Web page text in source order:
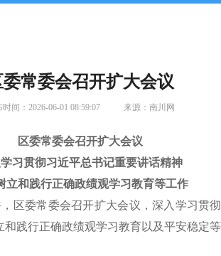
委常委会召开扩大会议
间： 2026-06-01 08:59:07 来源： 南川网
区委常委会召开扩大会议
习贯彻习近平总书记重要讲话精神
立和践行正确政绩观学习教育等工作
委常委会召开扩大会议，深入学习贯彻
践行正确政绩观学习教育以及平安稳定等